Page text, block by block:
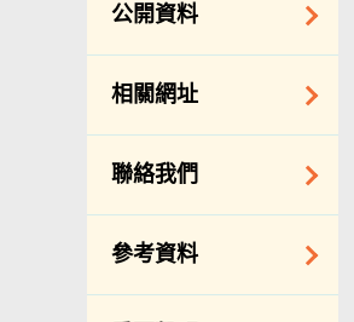
的標準僱傭合約
公開資料
公開資料守則
備存紀錄一覽表
相關網址
相關政府機構
聯絡我們
查詢、建議、要求
和投訴
參考資料
年度整合開放數據